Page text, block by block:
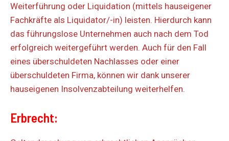
Weiterführung oder Liquidation (mittels hauseigener
Fachkräfte als Liquidator/-in) leisten. Hierdurch kann
das führungslose Unternehmen auch nach dem Tod
erfolgreich weitergeführt werden. Auch für den Fall
eines überschuldeten Nachlasses oder einer
überschuldeten Firma, können wir dank unserer
hauseigenen Insolvenzabteilung weiterhelfen.
Erbrecht: